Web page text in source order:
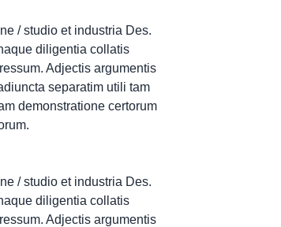
/ studio et industria Des.
diligentia collatis
Adjectis argumentis
separatim utili tam
demonstratione certorum
/ studio et industria Des.
diligentia collatis
Adjectis argumentis